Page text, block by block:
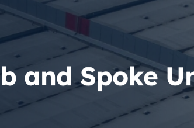
and Spoke